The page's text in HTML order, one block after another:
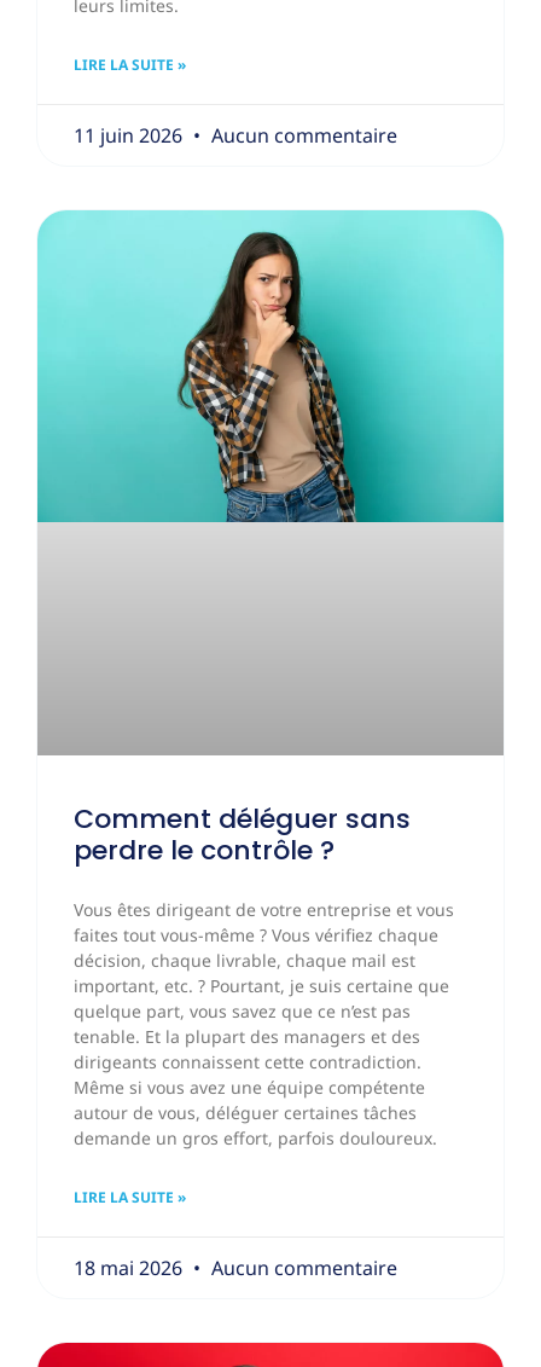
leurs limites.
LIRE LA SUITE »
11 juin 2026 Aucun commentaire
Comment déléguer sans
perdre le contrôle ?
Vous êtes dirigeant de votre entreprise et vous
faites tout vous-même ? Vous vérifiez chaque
décision, chaque livrable, chaque mail est
important, etc. ? Pourtant, je suis certaine que
quelque part, vous savez que ce n’est pas
tenable. Et la plupart des managers et des
dirigeants connaissent cette contradiction.
Même si vous avez une équipe compétente
autour de vous, déléguer certaines tâches
demande un gros effort, parfois douloureux.
LIRE LA SUITE »
18 mai 2026 Aucun commentaire